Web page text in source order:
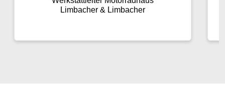
Limbacher & Limbacher